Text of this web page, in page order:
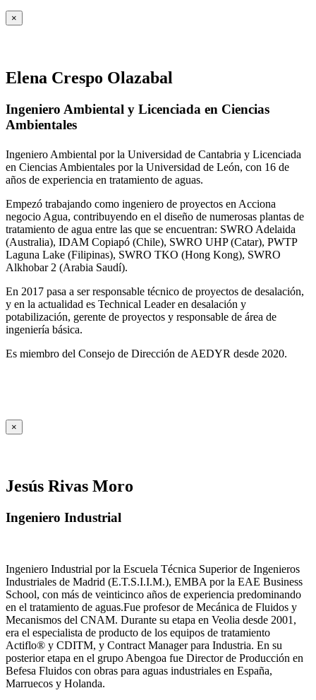
×
Elena Crespo Olazabal
Ingeniero Ambiental y Licenciada en Ciencias
Ambientales
Ingeniero Ambiental por la Universidad de Cantabria y Licenciada
en Ciencias Ambientales por la Universidad de León, con 16 de
años de experiencia en tratamiento de aguas.
Empezó trabajando como ingeniero de proyectos en Acciona
negocio Agua, contribuyendo en el diseño de numerosas plantas de
tratamiento de agua entre las que se encuentran: SWRO Adelaida
(Australia), IDAM Copiapó (Chile), SWRO UHP (Catar), PWTP
Laguna Lake (Filipinas), SWRO TKO (Hong Kong), SWRO
Alkhobar 2 (Arabia Saudí).
En 2017 pasa a ser responsable técnico de proyectos de desalación,
y en la actualidad es Technical Leader en desalación y
potabilización, gerente de proyectos y responsable de área de
ingeniería básica.
Es miembro del Consejo de Dirección de AEDYR desde 2020.
×
Jesús Rivas Moro
Ingeniero Industrial
Ingeniero Industrial por la Escuela Técnica Superior de Ingenieros
Industriales de Madrid (E.T.S.I.I.M.), EMBA por la EAE Business
School, con más de veinticinco años de experiencia predominando
en el tratamiento de aguas.Fue profesor de Mecánica de Fluidos y
Mecanismos del CNAM. Durante su etapa en Veolia desde 2001,
era el especialista de producto de los equipos de tratamiento
Actiflo® y CDITM, y Contract Manager para Industria. En su
posterior etapa en el grupo Abengoa fue Director de Producción en
Befesa Fluidos con obras para aguas industriales en España,
Marruecos y Holanda.